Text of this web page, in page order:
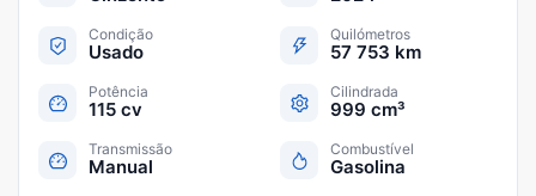
Condição
Usado
Quilómetros
57 753 km
Potência
115 cv
Cilindrada
999 cm³
Transmissão
Manual
Combustível
Gasolina